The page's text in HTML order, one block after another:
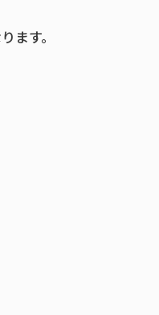
ます。